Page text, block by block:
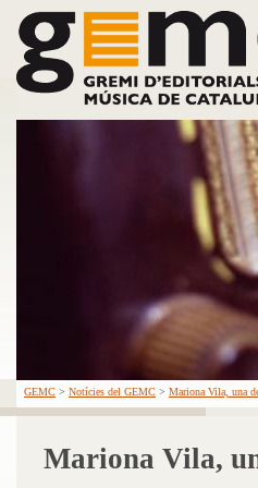
GEMC > Notícies del GEMC > Mariona Vila, una
Mariona Vila,